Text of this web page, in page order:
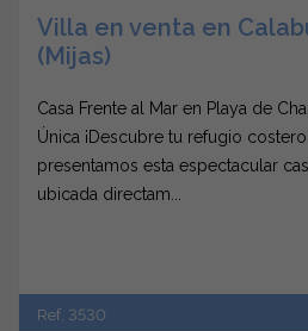
Villa en venta en
(Mijas)
Casa Frente al Mar en Playa de
Única ¡Descubre tu refugio
presentamos esta espectacular
ubicada directam...
Ref. 3530